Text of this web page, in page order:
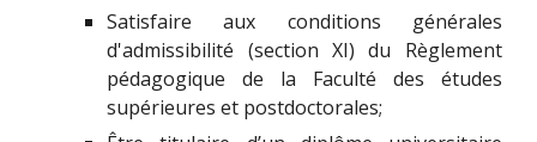
Satisfaire aux
conditions générales
d'admissibilité (section XI) du Règlement
pédagogique de la Faculté des études
supérieures et postdoctorales;